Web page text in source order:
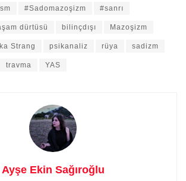
#Sadomazoşizm #sanrı
dürtüsü bilinçdışı Mazoşizm
Strang psikanaliz rüya sadizm
travma YAS
Ayşe Ekin Sağıroğlu